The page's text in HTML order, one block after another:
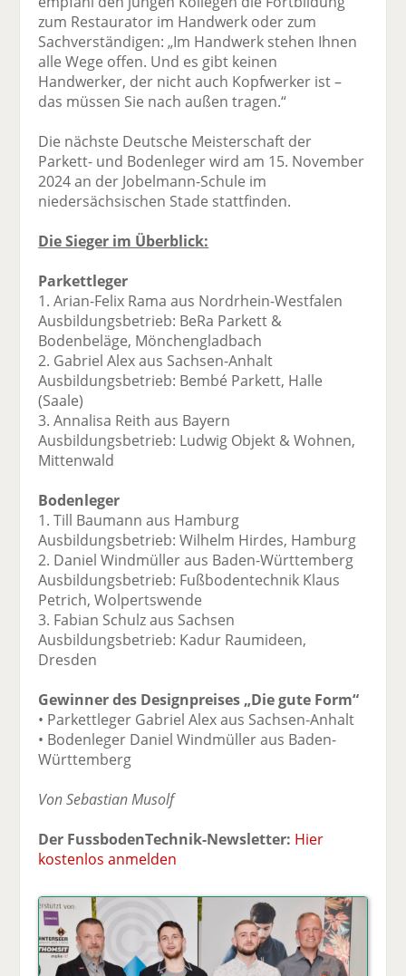
zum Restaurator im Handwerk oder zum
Sachverständigen: „Im Handwerk stehen Ihnen
alle Wege offen. Und es gibt keinen
Handwerker, der nicht auch Kopfwerker ist –
das müssen Sie nach außen tragen.“
Die nächste Deutsche Meisterschaft der
Parkett- und Bodenleger wird am 15. November
2024 an der Jobelmann-Schule im
niedersächsischen Stade stattfinden.
Die Sieger im Überblick:
Parkettleger
1. Arian-Felix Rama aus Nordrhein-Westfalen
Ausbildungsbetrieb: BeRa Parkett &
Bodenbeläge, Mönchengladbach
2. Gabriel Alex aus Sachsen-Anhalt
Ausbildungsbetrieb: Bembé Parkett, Halle
(Saale)
3. Annalisa Reith aus Bayern
Ausbildungsbetrieb: Ludwig Objekt & Wohnen,
Mittenwald
Bodenleger
1. Till Baumann aus Hamburg
Ausbildungsbetrieb: Wilhelm Hirdes, Hamburg
2. Daniel Windmüller aus Baden-Württemberg
Ausbildungsbetrieb: Fußbodentechnik Klaus
Petrich, Wolpertswende
3. Fabian Schulz aus Sachsen
Ausbildungsbetrieb: Kadur Raumideen,
Dresden
Gewinner des Designpreises „Die gute Form“
• Parkettleger Gabriel Alex aus Sachsen-Anhalt
• Bodenleger Daniel Windmüller aus Baden-
Württemberg
Von Sebastian Musolf
Der FussbodenTechnik-Newsletter: Hier
kostenlos anmelden